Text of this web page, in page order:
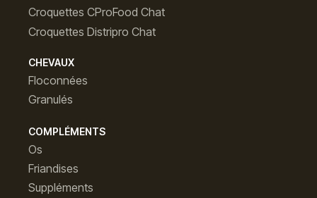
Croquettes CProFood Chat
Croquettes Distripro Chat
CHEVAUX
Floconnées
Granulés
COMPLÉMENTS
Os
Friandises
Suppléments